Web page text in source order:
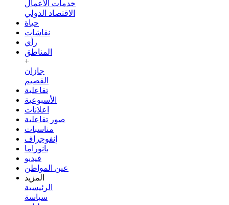
خدمات الأعمال
الاقتصاد الدولي
حياة
نقاشات
رأي
المناطق
+
جازان
القصيم
تفاعلية
الأسبوعية
اعلانات
صور تفاعلية
مناسبات
إنفوجراف
بانوراما
فيديو
عين المواطن
المزيد
الرئيسية
سياسة